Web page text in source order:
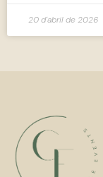
20 d'abril de 2026